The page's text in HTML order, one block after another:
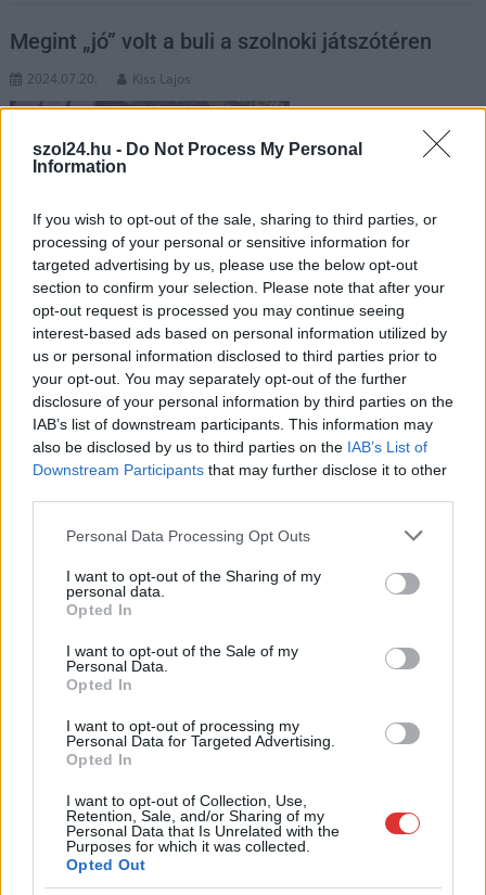
szol24.hu - Do Not Process My Personal
Information
If you wish to opt-out of the sale, sharing to third parties, or
processing of your personal or sensitive information for
targeted advertising by us, please use the below opt-out
section to confirm your selection. Please note that after your
opt-out request is processed you may continue seeing
interest-based ads based on personal information utilized by
us or personal information disclosed to third parties prior to
your opt-out. You may separately opt-out of the further
disclosure of your personal information by third parties on the
IAB’s list of downstream participants. This information may
also be disclosed by us to third parties on the IAB’s List of
Downstream Participants that may further disclose it to other
Please note that this website/app uses one or more Google
not limited to your visit or usage behaviour. You may click to
grant or deny consent to Google and its third-party tags to
use your data for below specified purposes in below Google
consent section.
Personal Data Processing Opt Outs
I want to opt-out of the Sharing of my
personal data.
Opted In
I want to opt-out of the Sale of my
Personal Data.
Opted In
I want to opt-out of processing my
Personal Data for Targeted Advertising.
Opted In
I want to opt-out of Collection, Use,
Retention, Sale, and/or Sharing of my
Personal Data that Is Unrelated with the
Purposes for which it was collected.
Opted Out
Megint „jó” volt a buli a szolnoki játszótéren
2024.07.20. Kiss Lajos
Csak a használt bugyit,
a neccharisnyát és igen
résztvevők. Nem
egyedi eset és
egyáltalán nem csak
egy helyre
összpontosul. Mit lehet ez ellen tenni?
TOVÁBB OLVASOM
Szolnok csokonai út,drogos,felelősség,gerle út,játszótér,
maradvány,szemét,Szolnok, ürülék
Óvatosan, Szolnokon számos helyen nagy
darázsfészkek vannak
2024.07.17. Kiss Lajos
Zagyva-parti sétányra
fészkeket, de máshol is
TOVÁBB OLVASOM
Szolnok darázs , , ,
zagyva-part